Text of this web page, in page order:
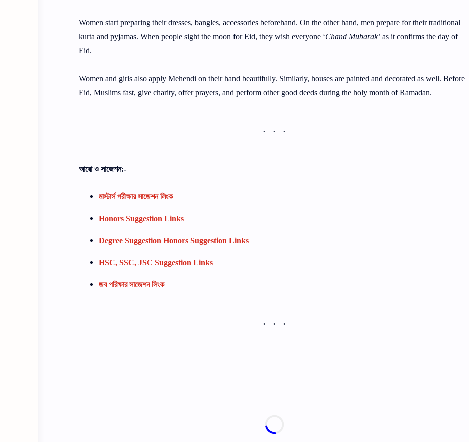
Women start preparing their dresses, bangles, accessories beforehand. On the other hand, men prepare for their traditional
kurta and pyjamas. When people sight the moon for Eid, they wish everyone ‘Chand Mubarak’ as it confirms the day of
Eid.
Women and girls also apply Mehendi on their hand beautifully. Similarly, houses are painted and decorated as well. Before
Eid, Muslims fast, give charity, offer prayers, and perform other good deeds during the holy month of Ramadan.
আরো ও সাজেশন:-
মাস্টার্স পরীক্ষার সাজেশন লিংক
Honors Suggestion Links
Degree Suggestion Honors Suggestion Links
HSC, SSC, JSC Suggestion Links
জব পরিক্ষার সাজেশন লিংক